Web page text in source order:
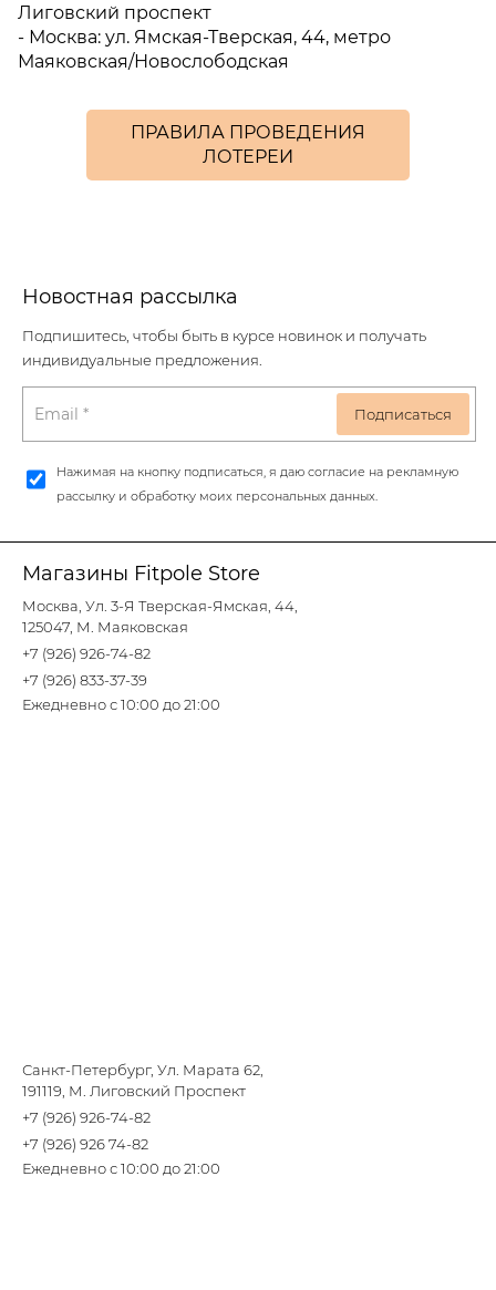
Лиговский проспект
- Москва: ул. Ямская-Тверская, 44, метро
Маяковская/Новослободская
ПРАВИЛА ПРОВЕДЕНИЯ
ЛОТЕРЕИ
Магазины Fitpole Store
Москва, Ул. 3-Я Тверская-Ямская, 44,
125047, М. Маяковская
+7 (926) 926-74-82
+7 (926) 833-37-39
Ежедневно с 10:00 до 21:00
Санкт-Петербург, Ул. Марата 62,
191119, М. Лиговский Проспект
+7 (926) 926-74-82
+7 (926) 926 74-82
Ежедневно с 10:00 до 21:00
Новостная рассылка
Подпишитесь, чтобы быть в курсе новинок и получать
индивидуальные предложения.
Нажимая на кнопку подписаться, я даю согласие на рекламную
рассылку и обработку моих персональных данных.